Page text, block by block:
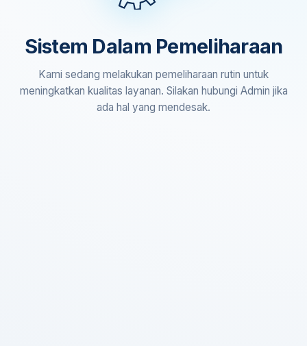
Sistem Dalam Pemeliharaan
Kami sedang melakukan pemeliharaan rutin untuk
meningkatkan kualitas layanan. Silakan hubungi Admin jika
ada hal yang mendesak.